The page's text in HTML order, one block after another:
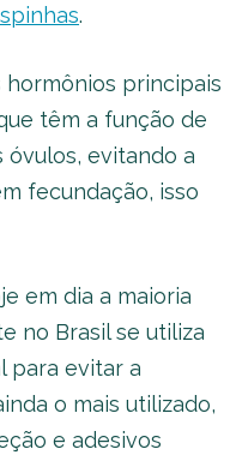
.
principais
têm a função de
evitando a
fecundação, isso
em dia a maioria
no Brasil se utiliza
para evitar a
o mais utilizado,
e adesivos